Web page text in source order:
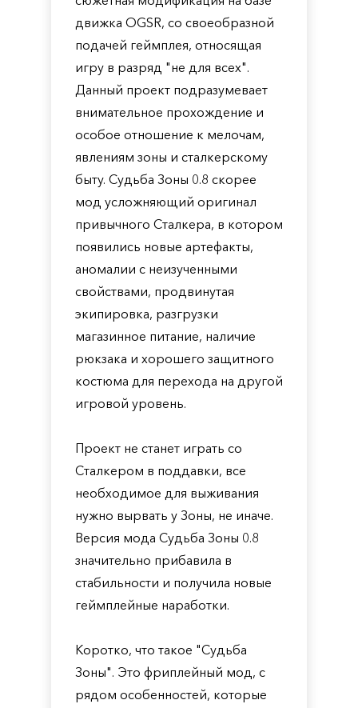
движка OGSR, со своеобразной
подачей геймплея, относящая
игру в разряд "не для всех".
Данный проект подразумевает
внимательное прохождение и
особое отношение к мелочам,
явлениям зоны и сталкерскому
быту. Судьба Зоны 0.8 скорее
мод усложняющий оригинал
привычного Сталкера, в котором
появились новые артефакты,
аномалии с неизученными
свойствами, продвинутая
экипировка, разгрузки
магазинное питание, наличие
рюкзака и хорошего защитного
костюма для перехода на другой
игровой уровень.
Проект не станет играть со
Сталкером в поддавки, все
необходимое для выживания
нужно вырвать у Зоны, не иначе.
Версия мода Судьба Зоны 0.8
значительно прибавила в
стабильности и получила новые
геймплейные наработки.
Коротко, что такое "Судьба
Зоны". Это фриплейный мод, с
рядом особенностей, которые